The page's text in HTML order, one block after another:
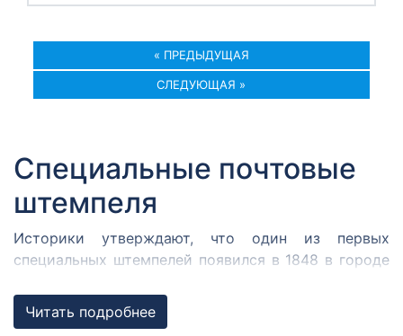
« ПРЕДЫДУЩАЯ
СЛЕДУЮЩАЯ »
Специальные почтовые
штемпеля
Историки утверждают, что один из первых
специальных штемпелей появился в 1848 в городе
собрался Кромержижский парламент.
Парламентарии решили отметить его работу
Читать подробнее